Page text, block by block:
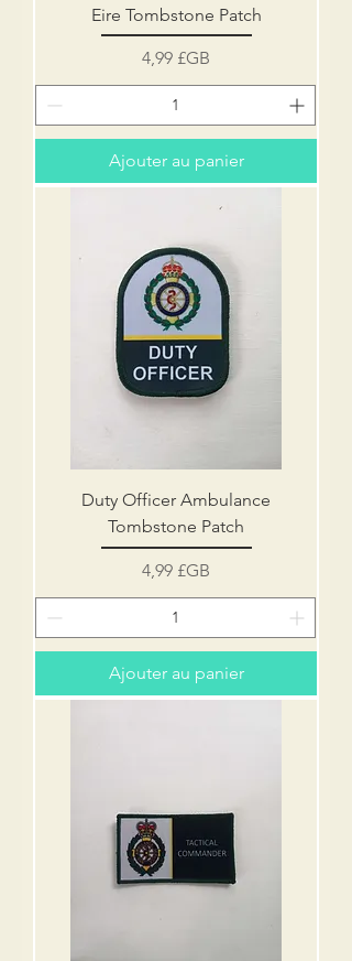
Eire Tombstone Patch
Prix
4,99 £GB
Ajouter au panier
Duty Officer Ambulance
Tombstone Patch
Prix
4,99 £GB
Ajouter au panier